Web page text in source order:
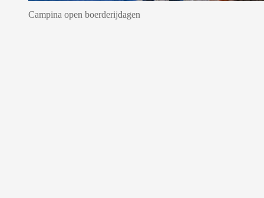
Campina open boerderijdagen